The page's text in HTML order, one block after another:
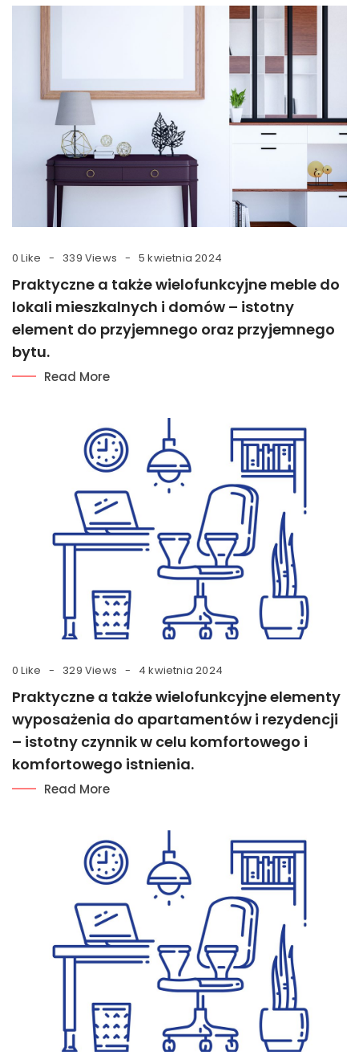
0 Like 339 Views 5 kwietnia 2024
Praktyczne a także wielofunkcyjne meble do
lokali mieszkalnych i domów – istotny
element do przyjemnego oraz przyjemnego
bytu.
Read More
0 Like 329 Views 4 kwietnia 2024
Praktyczne a także wielofunkcyjne elementy
wyposażenia do apartamentów i rezydencji
– istotny czynnik w celu komfortowego i
komfortowego istnienia.
Read More